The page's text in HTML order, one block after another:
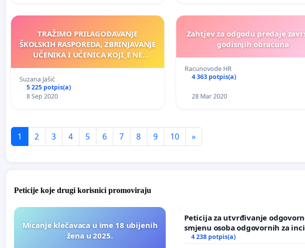
TRAŽIMO PRILAGOĐAVANJE
ŠKOLSKIH RASPOREDA, ZBRINJAVANJE
UČENIKA I UČENICA KOJI_E NE
ALTERNATIVNI IZBORNI PREDMET
VJERONAUKU U OSNOVNIM
Suzana Jašić
5 225 potpis(a)
8 Sep 2020
Zahtjev za odgodu predaje
godisnjih obracuna
Racunovode HR
4 363 potpis(a)
28 Mar 2020
1 2 3 4 5 6 7 8 9 10 »
Peticije koje drugi korisnici promoviraju
Micanje klečavaca u ime 18 ubijenih
žena u 2025.
Peticija za utvrđivanje
smjenu osoba odgovornih za
u Zoološkom vrtu Grada Zagreba
4 238 potpis(a)